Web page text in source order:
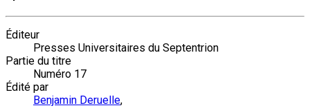
Éditeur
Presses Universitaires du Septentrion
Partie du titre
Numéro 17
Édité par
Benjamin Deruelle,